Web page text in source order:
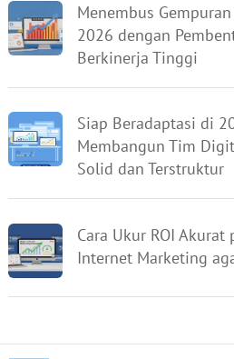
Menembus
2026 dengan
Berkinerja Tinggi
Siap Beradaptasi di
Membangun Tim
Solid dan Terstruktur
Cara Ukur ROI Akurat
Internet Marketing